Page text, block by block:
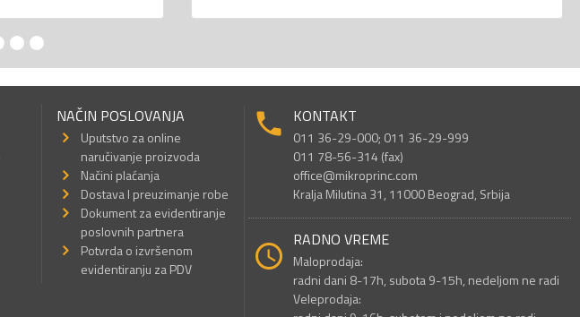
NAČIN POSLOVANJA
Uputstvo za online
naručivanje proizvoda
Načini plaćanja
Dostava I preuzimanje robe
Dokument za evidentiranje
poslovnih partnera
Potvrda o izvršenom
evidentiranju za PDV
KONTAKT
011 36-29-000; 011 36-29-999
011 78-56-314 (fax)
office@mikroprinc.com
Kralja Milutina 31, 11000 Beograd, Srbija
RADNO VREME
Maloprodaja:
radni dani 8-17h, subota 9-15h, nedeljom ne radi
Veleprodaja: